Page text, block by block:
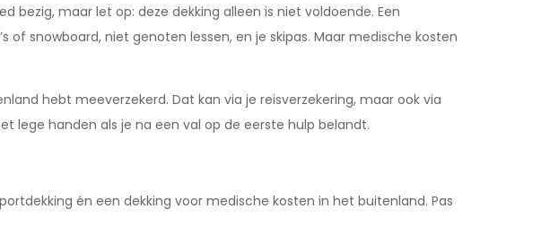
bezig, maar let op: deze dekking alleen is niet voldoende. Een
of snowboard, niet genoten lessen, en je skipas. Maar medische kosten
hebt meeverzekerd. Dat kan via je reisverzekering, maar ook via
lege handen als je na een val op de eerste hulp belandt.
én een dekking voor medische kosten in het buitenland. Pas